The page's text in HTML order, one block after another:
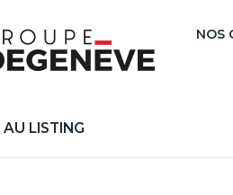
NOS
AU LISTING